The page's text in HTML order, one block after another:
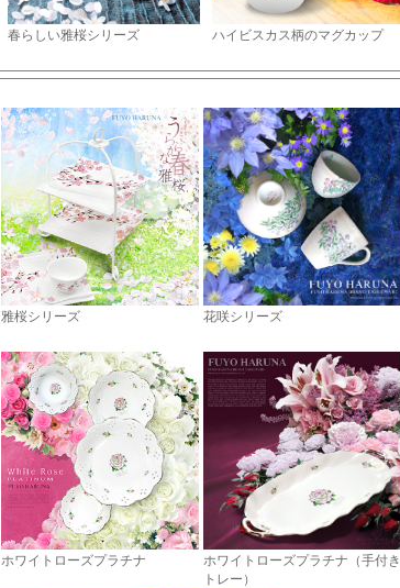
春らしい雅桜シリーズ ハイビスカス柄のマグカップ
雅桜シリーズ 花咲シリーズ
ホワイトローズプラチナ
ホワイトローズプラチナ（手付き
トレー）